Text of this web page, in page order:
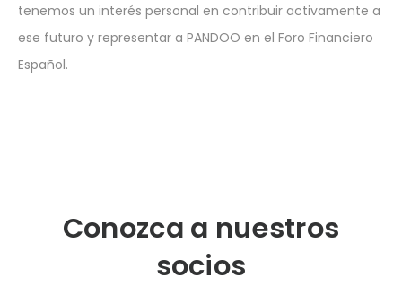
tenemos un interés personal en contribuir activamente a
ese futuro y representar a PANDOO en el Foro Financiero
Español.
Conozca a nuestros
socios